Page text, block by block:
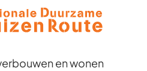
en wonen